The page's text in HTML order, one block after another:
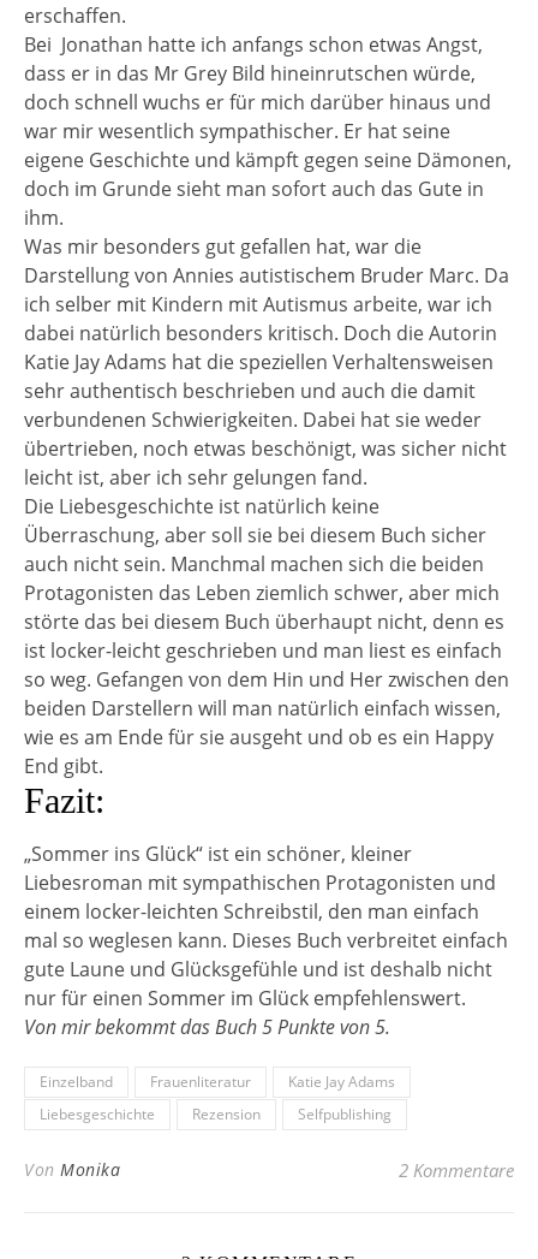
erschaffen.
Bei Jonathan hatte ich anfangs schon etwas Angst,
dass er in das Mr Grey Bild hineinrutschen würde,
doch schnell wuchs er für mich darüber hinaus und
war mir wesentlich sympathischer. Er hat seine
eigene Geschichte und kämpft gegen seine Dämonen,
doch im Grunde sieht man sofort auch das Gute in
ihm.
Was mir besonders gut gefallen hat, war die
Darstellung von Annies autistischem Bruder Marc. Da
ich selber mit Kindern mit Autismus arbeite, war ich
dabei natürlich besonders kritisch. Doch die Autorin
Katie Jay Adams hat die speziellen Verhaltensweisen
sehr authentisch beschrieben und auch die damit
verbundenen Schwierigkeiten. Dabei hat sie weder
übertrieben, noch etwas beschönigt, was sicher nicht
leicht ist, aber ich sehr gelungen fand.
Die Liebesgeschichte ist natürlich keine
Überraschung, aber soll sie bei diesem Buch sicher
auch nicht sein. Manchmal machen sich die beiden
Protagonisten das Leben ziemlich schwer, aber mich
störte das bei diesem Buch überhaupt nicht, denn es
ist locker-leicht geschrieben und man liest es einfach
so weg. Gefangen von dem Hin und Her zwischen den
beiden Darstellern will man natürlich einfach wissen,
wie es am Ende für sie ausgeht und ob es ein Happy
End gibt.
Fazit:
„Sommer ins Glück“ ist ein schöner, kleiner
Liebesroman mit sympathischen Protagonisten und
einem locker-leichten Schreibstil, den man einfach
mal so weglesen kann. Dieses Buch verbreitet einfach
gute Laune und Glücksgefühle und ist deshalb nicht
nur für einen Sommer im Glück empfehlenswert.
Von mir bekommt das Buch 5 Punkte von 5.
Einzelband Frauenliteratur
Katie Jay Adams
Liebesgeschichte
Rezension Selfpublishing
Von Monika 2 Kommentare